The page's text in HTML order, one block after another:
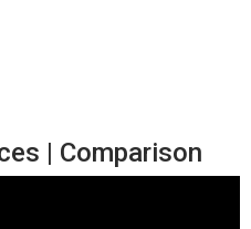
| Comparison